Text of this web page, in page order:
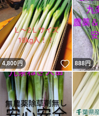
④ラップをして500w
上がりです。
(ラップを外す時は水蒸
ように注意してくだ
ネギを毎日でも食べた
を作られる飲食店の方々
い。
4,800円 いいね
888円